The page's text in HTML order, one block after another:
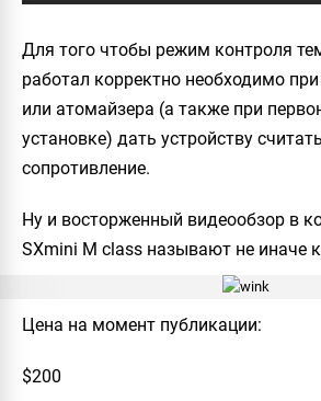
Для того чтобы режим контроля
работал корректно необходимо
или атомайзера (а также при
установке) дать устройству
сопротивление.
Ну и восторженный видеообзор в
SXmini M class называют не иначе
Цена на момент публикации:
$200